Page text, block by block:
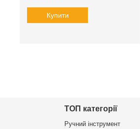
Купити
ТОП категорії
Ручний інструмент